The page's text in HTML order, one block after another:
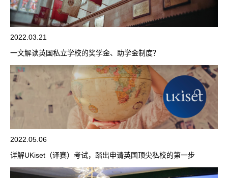
2022.03.21
一文解读英国私立学校的奖学金、助学金制度？
2022.05.06
详解UKiset（译赛）考试，踏出申请英国顶尖私校的第一步